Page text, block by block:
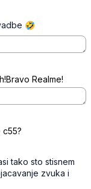
🤣
Realme!
tako sto stisnem
zvuka i